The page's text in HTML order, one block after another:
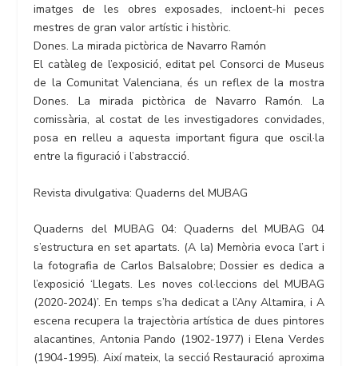
imatges de les obres exposades, incloent-hi peces
mestres de gran valor artístic i històric.
Dones. La mirada pictòrica de Navarro Ramón
El catàleg de l’exposició, editat pel Consorci de Museus
de la Comunitat Valenciana, és un reflex de la mostra
Dones. La mirada pictòrica de Navarro Ramón. La
comissària, al costat de les investigadores convidades,
posa en relleu a aquesta important figura que oscil·la
entre la figuració i l’abstracció.
Revista divulgativa: Quaderns del MUBAG
Quaderns del MUBAG 04: Quaderns del MUBAG 04
s’estructura en set apartats. (A la) Memòria evoca l’art i
la fotografia de Carlos Balsalobre; Dossier es dedica a
l’exposició ‘Llegats. Les noves col·leccions del MUBAG
(2020-2024)’. En temps s’ha dedicat a l’Any Altamira, i A
escena recupera la trajectòria artística de dues pintores
alacantines, Antonia Pando (1902-1977) i Elena Verdes
(1904-1995). Així mateix, la secció Restauració aproxima